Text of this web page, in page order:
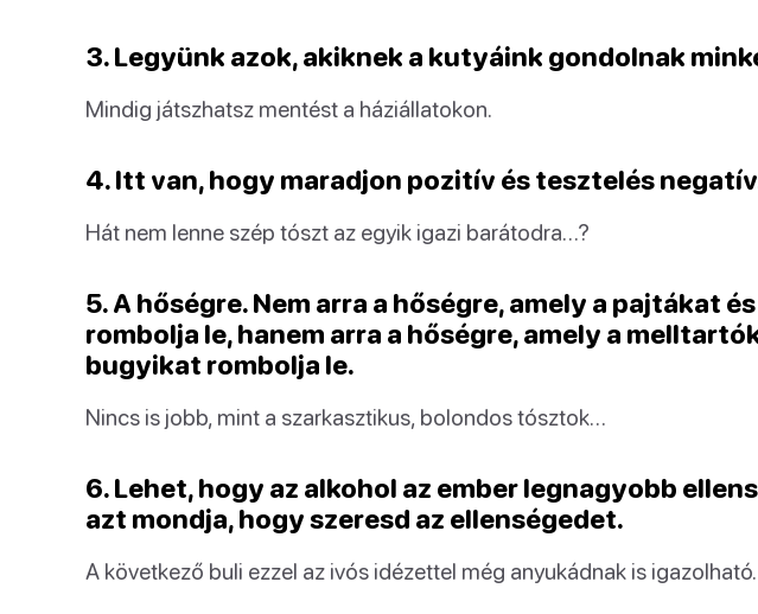
3. Legyünk azok, akiknek a kutyáink gondolnak
Mindig játszhatsz mentést a háziállatokon.
4. Itt van, hogy maradjon pozitív és tesztelés
Hát nem lenne szép tószt az egyik igazi barátodra…?
5. A hőségre. Nem arra a hőségre, amely a pajtákat
rombolja le, hanem arra a hőségre, amely a
bugyikat rombolja le.
Nincs is jobb, mint a szarkasztikus, bolondos tósztok…
6. Lehet, hogy az alkohol az ember legnagyobb
azt mondja, hogy szeresd az ellenségedet.
A következő buli ezzel az ivós idézettel még anyukádnak is igazolható.